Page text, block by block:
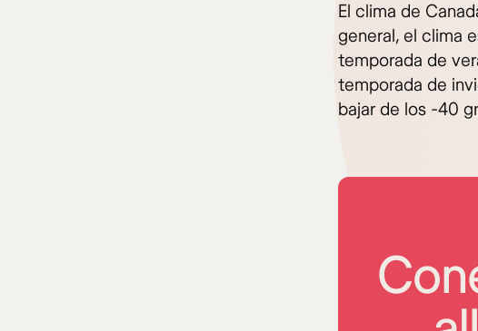
El clima de
general, el clima
temporada de
temporada de
bajar de los -40